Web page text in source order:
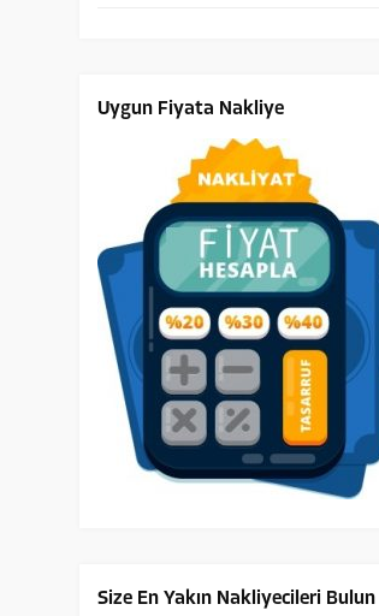
Uygun Fiyata Nakliye
Size En Yakın Nakliyecileri Bulun